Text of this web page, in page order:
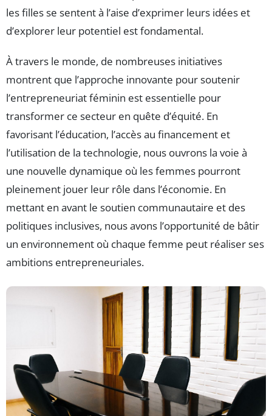
les filles se sentent à l’aise d’exprimer leurs idées et
d’explorer leur potentiel est fondamental.
À travers le monde, de nombreuses initiatives
montrent que l’approche innovante pour soutenir
l’entrepreneuriat féminin est essentielle pour
transformer ce secteur en quête d’équité. En
favorisant l’éducation, l’accès au financement et
l’utilisation de la technologie, nous ouvrons la voie à
une nouvelle dynamique où les femmes pourront
pleinement jouer leur rôle dans l’économie. En
mettant en avant le soutien communautaire et des
politiques inclusives, nous avons l’opportunité de bâtir
un environnement où chaque femme peut réaliser ses
ambitions entrepreneuriales.